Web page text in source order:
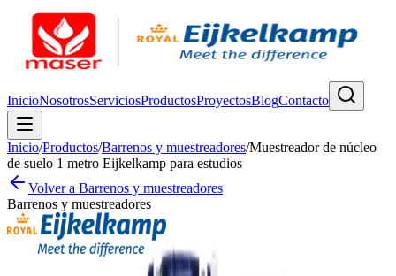
InicioNosotrosServiciosProductosProyectosBlogContacto
Inicio/Productos/Barrenos y muestreadores/Muestreador de núcleo
de suelo 1 metro Eijkelkamp para estudios
Volver a Barrenos y muestreadores
Barrenos y muestreadores